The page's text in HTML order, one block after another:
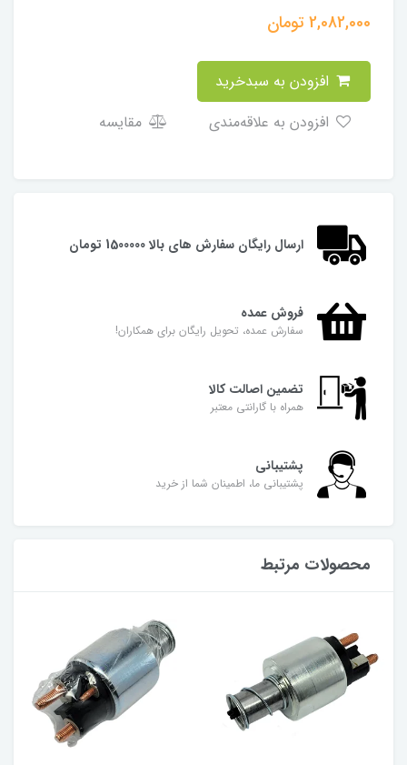
2,082,000تومان
مقایسه
ارسال رایگان سفارش های بالا 1500000 تومان
فروش عمده
سفارش عمده، تحویل رایگان برای همکاران!
تضمین اصالت کالا
همراه با گارانتی معتبر
پشتیبانی
پشتیبانی ما، اطمینان شما از خرید
محصولات مرتبط